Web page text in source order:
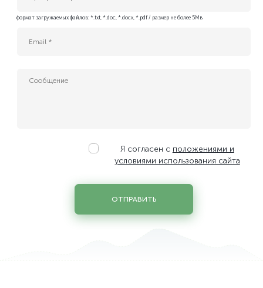
ИТ-специалист службы эксплуатации ЦОД
Менеджер по развитию бизнеса
Системний инженер по облачным и сетевым технологиям
Специалист по защите персональных данных
Специалист по стандартизации, сертификации и качеству
Старший юрисконсульт
формат загружаемых файлов: *.txt, *.doc, *.docx, *.pdf / размер не более 5Мв
Я согласен с положениями и
условиями использования сайта
ОТПРАВИТЬ